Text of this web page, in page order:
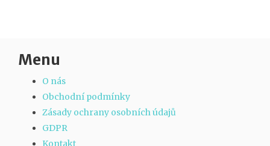
Menu
O nás
Obchodní podmínky
Zásady ochrany osobních údajů
GDPR
Kontakt